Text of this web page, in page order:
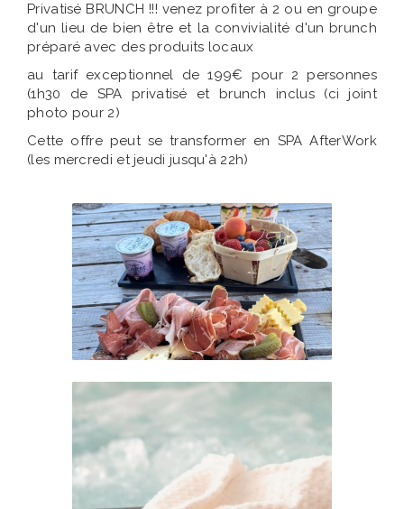
Privatisé BRUNCH !!! venez profiter à 2 ou en groupe
d'un lieu de bien être et la convivialité d'un brunch
préparé avec des produits locaux
au tarif exceptionnel de 199€ pour 2 personnes
(1h30 de SPA privatisé et brunch inclus (ci joint
photo pour 2)
Cette offre peut se transformer en SPA AfterWork
(les mercredi et jeudi jusqu'à 22h)